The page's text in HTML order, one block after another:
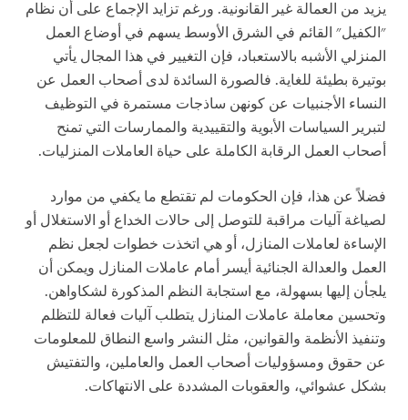
يزيد من العمالة غير القانونية. ورغم تزايد الإجماع على أن نظام
"الكفيل" القائم في الشرق الأوسط يسهم في أوضاع العمل
المنزلي الأشبه بالاستعباد، فإن التغيير في هذا المجال يأتي
بوتيرة بطيئة للغاية. فالصورة السائدة لدى أصحاب العمل عن
النساء الأجنبيات عن كونهن ساذجات مستمرة في التوظيف
لتبرير السياسات الأبوية والتقييدية والممارسات التي تمنح
أصحاب العمل الرقابة الكاملة على حياة العاملات المنزليات.
فضلاً عن هذا، فإن الحكومات لم تقتطع ما يكفي من موارد
لصياغة آليات مراقبة للتوصل إلى حالات الخداع أو الاستغلال أو
الإساءة لعاملات المنازل، أو هي اتخذت خطوات لجعل نظم
العمل والعدالة الجنائية أيسر أمام عاملات المنازل ويمكن أن
يلجأن إليها بسهولة، مع استجابة النظم المذكورة لشكاواهن.
وتحسين معاملة عاملات المنازل يتطلب آليات فعالة للتظلم
وتنفيذ الأنظمة والقوانين، مثل النشر واسع النطاق للمعلومات
عن حقوق ومسؤوليات أصحاب العمل والعاملين، والتفتيش
بشكل عشوائي، والعقوبات المشددة على الانتهاكات.